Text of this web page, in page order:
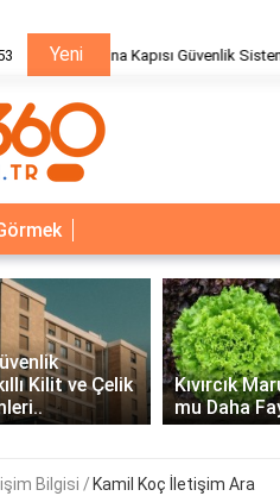
Yeni Bina Kapısı Güvenlik
Kilit ve Çelik
Kıvırcık
mu Daha
Bilgisi Kamil Koç İletişim Ara